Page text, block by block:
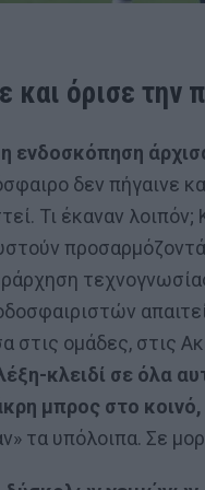
και όρισε την
ενδοσκόπηση
δεν πήγαινε
Τι έκαναν
στις ομάδες, στις
κλειδί σε όλα
μπρος στο
τα υπόλοιπα. Σε